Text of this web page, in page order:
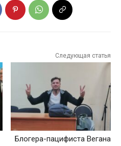
Следующая статья
Блогера-пацифиста Вегана